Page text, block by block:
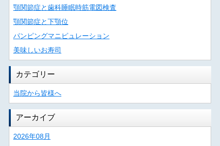
顎関節症と歯科睡眠時筋電図検査
顎関節症と下顎位
パンピングマニピュレーション
美味しいお寿司
カテゴリー
当院から皆様へ
アーカイブ
2026年08月